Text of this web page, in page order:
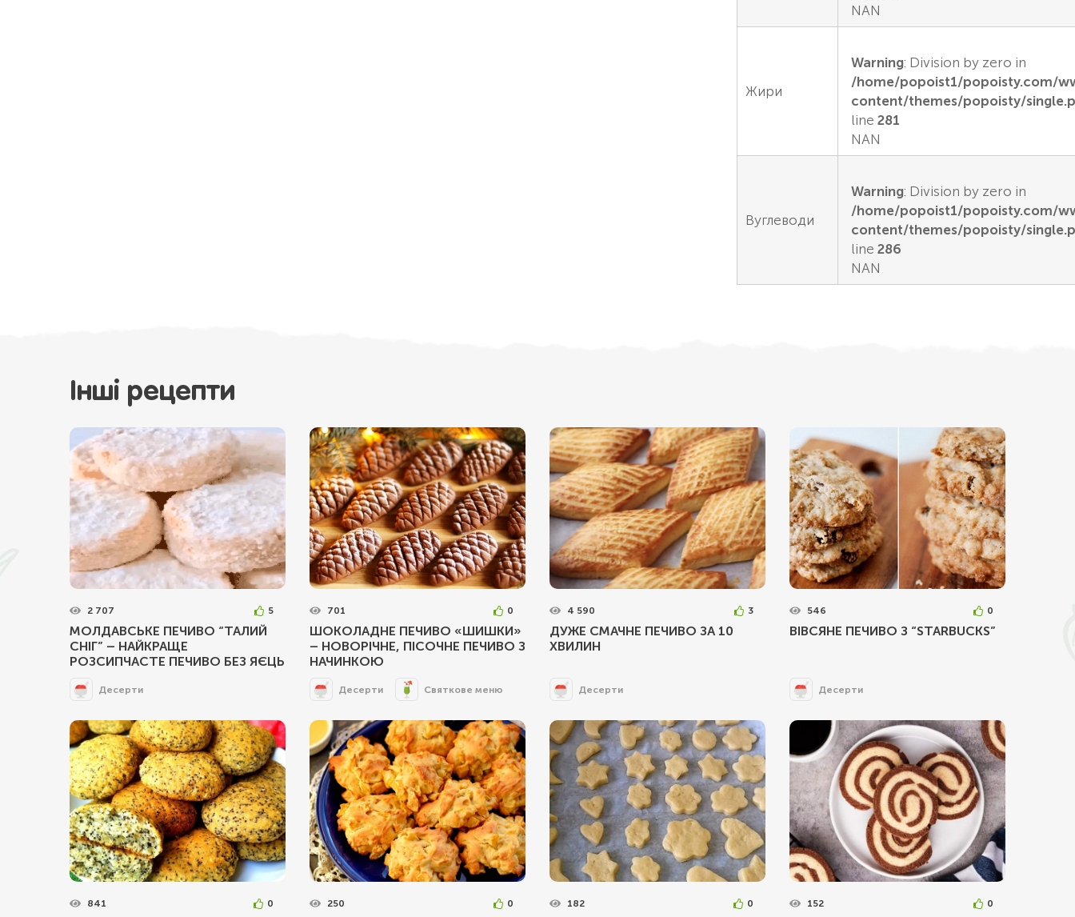
NAN
Жири
Warning: Division by zero in
/home/popoist1/popoisty.com/
content/themes/popoisty/
line 281
NAN
Вуглеводи
Warning: Division by zero in
/home/popoist1/popoisty.com/
content/themes/popoisty/
line 286
NAN
Інші рецепти
2 707 5
МОЛДАВСЬКЕ ПЕЧИВО “ТАЛИЙ
СНІГ” – НАЙКРАЩЕ
РОЗСИПЧАСТЕ ПЕЧИВО БЕЗ ЯЄЦЬ
Десерти
701 0
ШОКОЛАДНЕ ПЕЧИВО «ШИШКИ»
– НОВОРІЧНЕ, ПІСОЧНЕ ПЕЧИВО З
НАЧИНКОЮ
Десерти Святкове меню
4 590 3
ДУЖЕ СМАЧНЕ ПЕЧИВО ЗА 10
ХВИЛИН
Десерти
546 0
ВІВСЯНЕ ПЕЧИВО З “STARBUCKS”
Десерти
841 0 250 0 182 0 152 0